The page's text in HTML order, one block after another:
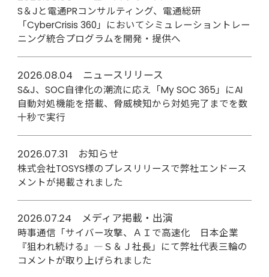
S＆Jと電通PRコンサルティング、電通総研
「CyberCrisis 360」においてシミュレーショントレー
ニング統合プログラムを開発・提供へ
2026.08.04 ニュースリリース
S&J、SOC自律化の潮流に応え「My SOC 365」にAI
自動対処機能を搭載、脅威検知から対処完了までを数
十秒で実行
2026.07.31 お知らせ
株式会社TOSYS様のプレスリリースで弊社エンドース
メントが掲載されました
2026.07.24 メディア掲載・出演
時事通信「サイバー攻撃、ＡＩで高速化 日本企業
『狙われ続ける』―Ｓ＆Ｊ社長」にて弊社代表三輪の
コメントが取り上げられました